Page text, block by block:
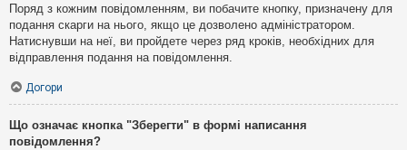
Поряд з кожним повідомленням, ви побачите кнопку, призначену для
подання скарги на нього, якщо це дозволено адміністратором.
Натиснувши на неї, ви пройдете через ряд кроків, необхідних для
відправлення подання на повідомлення.
Догори
Що означає кнопка "Зберегти" в формі написання
повідомлення?